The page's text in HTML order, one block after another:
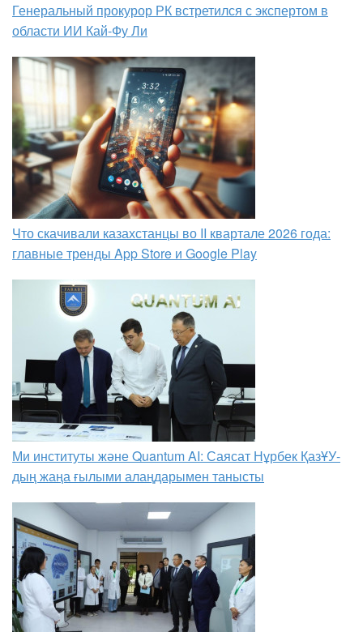
Генеральный прокурор РК встретился с экспертом в
области ИИ Кай-Фу Ли
Что скачивали казахстанцы во II квартале 2026 года:
главные тренды App Store и Google Play
Ми институты және Quantum AI: Саясат Нұрбек ҚазҰУ-
дың жаңа ғылыми алаңдарымен танысты